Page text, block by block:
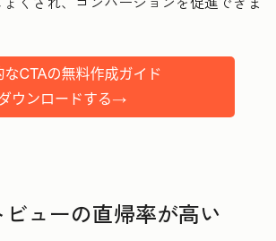
ューの直帰率が高い